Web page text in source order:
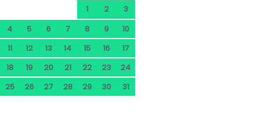
1 2
3
4
5 6 7 8 9
10
11
12 13 14 15 16
17
18
19 20 21 22 23
24
25
26 27 28 29 30 31